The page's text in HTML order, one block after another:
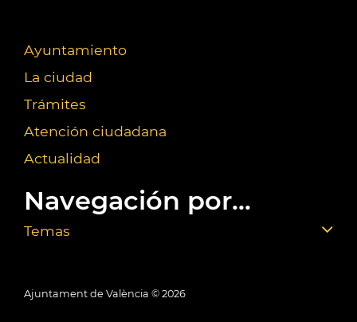
Ayuntamiento
La ciudad
Trámites
Atención ciudadana
Actualidad
Navegación por...
Temas
Ajuntament de València © 2026